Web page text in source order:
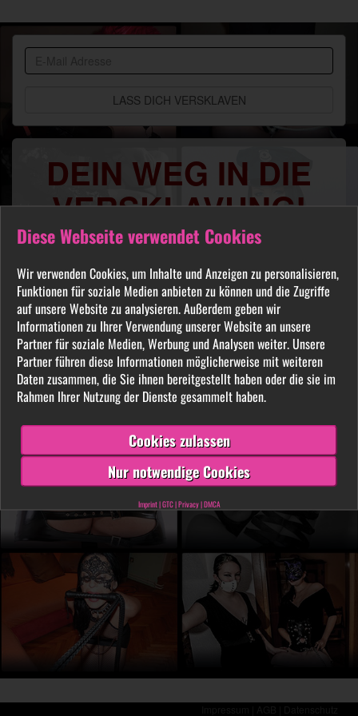
Diese Webseite verwendet Cookies
Wir verwenden Cookies, um Inhalte und Anzeigen zu personalisieren,
Funktionen für soziale Medien anbieten zu können und die Zugriffe
auf unsere Website zu analysieren. Außerdem geben wir
Informationen zu Ihrer Verwendung unserer Website an unsere
Partner für soziale Medien, Werbung und Analysen weiter. Unsere
Partner führen diese Informationen möglicherweise mit weiteren
Daten zusammen, die Sie ihnen bereitgestellt haben oder die sie im
Rahmen Ihrer Nutzung der Dienste gesammelt haben.
Cookies zulassen
Nur notwendige Cookies
Imprint|GTC|Privacy|DMCA
DEIN WEG IN DIE
VERSKLAVUNG!
Du sehnst Dich danach benutzt, manipuliert,
FETISCH ist in unserer Community willkommen
und auch Du wirst hier Deine Herrin finden, die
Dich Schritt für Schritt in das Sklavenleben deiner
Träume führt. Lebe deine dunkelsten Fantasien
LIVE vor der Cam aus. Finde unter tausenden
privaten SM- und Fetischvideos deine dominante
Lady und genieße die Leidenschaft, die Leiden
schafft!